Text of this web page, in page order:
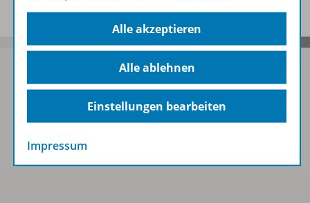
Sofort profitieren
Zum Newsletter anmelden
Alle akzeptieren
Alle ablehnen
Einstellungen bearbeiten
Impressum